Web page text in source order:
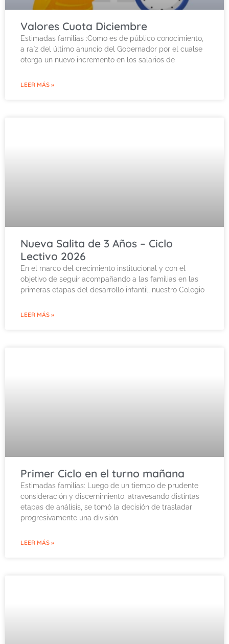
Valores Cuota Diciembre
Estimadas familias :Como es de público conocimiento,
a raíz del último anuncio del Gobernador por el cualse
otorga un nuevo incremento en los salarios de
LEER MÁS »
Nueva Salita de 3 Años – Ciclo
Lectivo 2026
En el marco del crecimiento institucional y con el
objetivo de seguir acompañando a las familias en las
primeras etapas del desarrollo infantil, nuestro Colegio
LEER MÁS »
Primer Ciclo en el turno mañana
Estimadas familias: Luego de un tiempo de prudente
consideración y discernimiento, atravesando distintas
etapas de análisis, se tomó la decisión de trasladar
progresivamente una división
LEER MÁS »